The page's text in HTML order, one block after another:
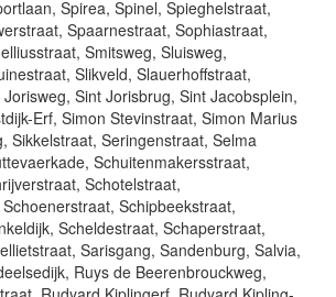
Spirea, Spinel, Spieghelstraat,
Spaarnestraat, Sophiastraat,
Smitsweg, Sluisweg,
Slikveld, Slauerhoffstraat,
Sint Jorisbrug, Sint Jacobsplein,
Erf, Simon Stevinstraat, Simon Marius
Sikkelstraat, Seringenstraat, Selma
Schuitenmakersstraat,
Schotelstraat,
Schipbeekstraat,
Scheldestraat, Schaperstraat,
Sarisgang, Sandenburg, Salvia,
Ruys de Beerenbrouckweg,